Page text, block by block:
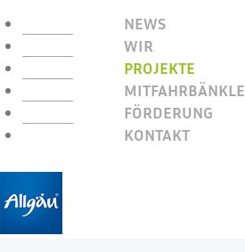
NEWS
WIR
PROJEKTE
MITFAHRBÄNKLE
FÖRDERUNG
KONTAKT